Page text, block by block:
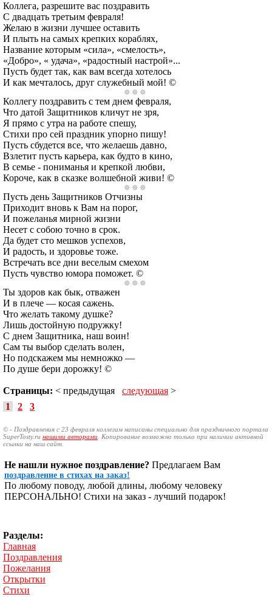
Коллега, разрешите вас поздравить
С двадцать третьим февраля!
Желаю в жизни лучшее оставить
И плыть на самых крепких кораблях,
Название которым «сила», «смелость»,
«Добро», « удача», «радостный настрой»...
Пусть будет так, как вам всегда хотелось
И как мечталось, друг служебный мой! ©
Коллегу поздравить с тем днем февраля,
Что датой Защитников кличут не зря,
Я прямо с утра на работе спешу,
Стихи про сей праздник упорно пишу!
Пусть сбудется все, что желаешь давно,
Взлетит пусть карьера, как будто в кино,
В семье - пониманья и крепкой любви,
Короче, как в сказке волшебной живи! ©
Пусть день Защитников Отчизны
Приходит вновь к Вам на порог,
И пожеланья мирной жизни
Несет с собою точно в срок.
Да будет сто мешков успехов,
И радость, и здоровье тоже.
Встречать все дни веселым смехом
Пусть чувство юмора поможет. ©
Ты здоров как бык, отважен
И в плече — косая сажень.
Что желать такому душке?
Лишь достойную подружку!
С днем Защитника, наш воин!
Сам ты выбор сделать волен,
Но подскажем мы немножко —
По душе бери дорожку! ©
Страницы: < предыдущая следующая >
1
2 3
© - Поздравления с 23 февраля коллегам написаны специально для праздничного портала
SuperTosty.ru нашими авторами . Копирование возможно только при наличии активной
ссылки на наш сайт.
Не нашли нужное поздравление? Предлагаем Вам
поздравление в стихах на заказ!
По любому поводу, любой длины, любому человеку
ПЕРСОНАЛЬНО! Стихи на заказ - лучший подарок!
Разделы:
Главная
Поздравления
Пожелания
Открытки
Стихи